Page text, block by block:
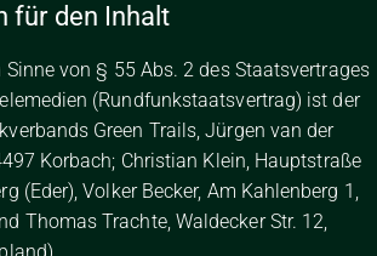
für den Inhalt
von § 55 Abs. 2 des Staatsvertrages
(Rundfunkstaatsvertrag) ist der
Green Trails, Jürgen van der
Korbach; Christian Klein, Hauptstraße
(Eder), Volker Becker, Am Kahlenberg 1,
Thomas Trachte, Waldecker Str. 12,